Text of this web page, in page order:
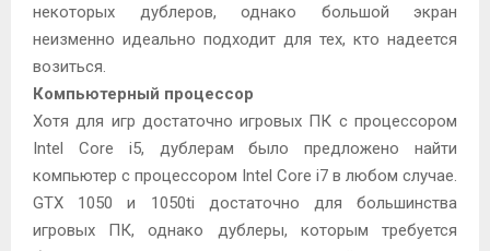
некоторых дублеров, однако большой экран
неизменно идеально подходит для тех, кто надеется
возиться.
Компьютерный процессор
Хотя для игр достаточно игровых ПК с процессором
Intel Core i5, дублерам было предложено найти
компьютер с процессором Intel Core i7 в любом случае.
GTX 1050 и 1050ti достаточно для большинства
игровых ПК, однако дублеры, которым требуется